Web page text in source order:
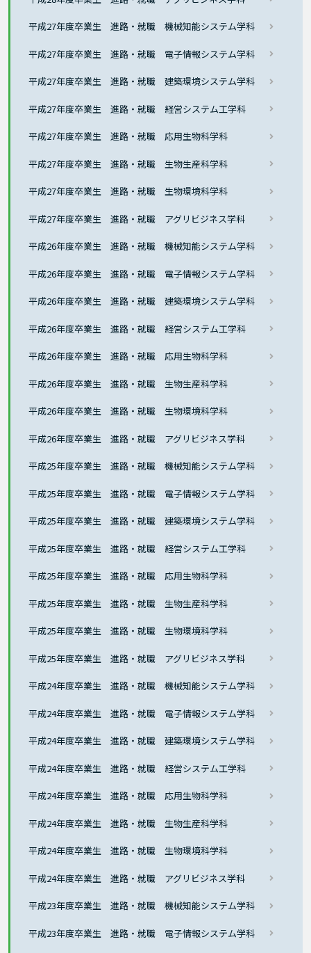
平成27年度卒業生 進路・就職 機械知能システム学科
平成27年度卒業生 進路・就職 電子情報システム学科
平成27年度卒業生 進路・就職 建築環境システム学科
平成27年度卒業生 進路・就職 経営システム工学科
平成27年度卒業生 進路・就職 応用生物科学科
平成27年度卒業生 進路・就職 生物生産科学科
平成27年度卒業生 進路・就職 生物環境科学科
平成27年度卒業生 進路・就職 アグリビジネス学科
平成26年度卒業生 進路・就職 機械知能システム学科
平成26年度卒業生 進路・就職 電子情報システム学科
平成26年度卒業生 進路・就職 建築環境システム学科
平成26年度卒業生 進路・就職 経営システム工学科
平成26年度卒業生 進路・就職 応用生物科学科
平成26年度卒業生 進路・就職 生物生産科学科
平成26年度卒業生 進路・就職 生物環境科学科
平成26年度卒業生 進路・就職 アグリビジネス学科
平成25年度卒業生 進路・就職 機械知能システム学科
平成25年度卒業生 進路・就職 電子情報システム学科
平成25年度卒業生 進路・就職 建築環境システム学科
平成25年度卒業生 進路・就職 経営システム工学科
平成25年度卒業生 進路・就職 応用生物科学科
平成25年度卒業生 進路・就職 生物生産科学科
平成25年度卒業生 進路・就職 生物環境科学科
平成25年度卒業生 進路・就職 アグリビジネス学科
平成24年度卒業生 進路・就職 機械知能システム学科
平成24年度卒業生 進路・就職 電子情報システム学科
平成24年度卒業生 進路・就職 建築環境システム学科
平成24年度卒業生 進路・就職 経営システム工学科
平成24年度卒業生 進路・就職 応用生物科学科
平成24年度卒業生 進路・就職 生物生産科学科
平成24年度卒業生 進路・就職 生物環境科学科
平成24年度卒業生 進路・就職 アグリビジネス学科
平成23年度卒業生 進路・就職 機械知能システム学科
平成23年度卒業生 進路・就職 電子情報システム学科